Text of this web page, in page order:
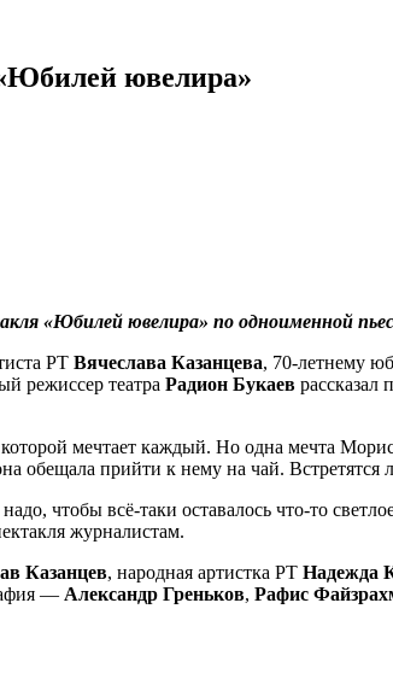
ювелира»
«Юбилей ювелира» по одноименной
РТ Вячеслава Казанцева, 70-летнему
режиссер театра Радион Букаев рассказал
мечтает каждый. Но одна мечта
обещала прийти к нему на чай.
чтобы всё-таки оставалось что-то
журналистам.
Казанцев, народная артистка РТ Надежда
— Александр Греньков, Рафис